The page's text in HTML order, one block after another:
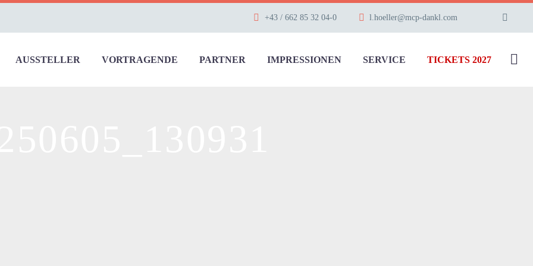
+43 / 662 85 32 04-0 l.hoeller@mcp-dankl.com
AUSSTELLER VORTRAGENDE PARTNER IMPRESSIONEN SERVICE TICKETS 2027